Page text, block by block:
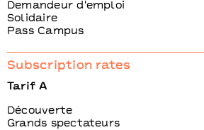
Demandeur d'emploi
Solidaire
Pass Campus
Subscription rates
Tarif A
Découverte
Grands spectateurs